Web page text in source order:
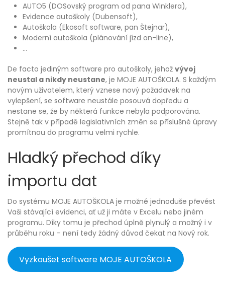
AUTO5 (DOSovský program od pana Winklera),
Evidence autoškoly (Dubensoft),
Autoškola (Ekosoft software, pan Štejnar),
Moderní autoškola (plánování jízd on-line),
…
De facto jediným software pro autoškoly, jehož vývoj
neustal a nikdy neustane, je MOJE AUTOŠKOLA. S každým
novým uživatelem, který vznese nový požadavek na
vylepšení, se software neustále posouvá dopředu a
nestane se, že by některá funkce nebyla podporována.
Stejně tak v případě legislativních změn se příslušné úpravy
promítnou do programu velmi rychle.
Hladký přechod díky
importu dat
Do systému MOJE AUTOŠKOLA je možné jednoduše převést
Vaši stávající evidenci, ať už ji máte v Excelu nebo jiném
programu. Díky tomu je přechod úplně plynulý a možný i v
průběhu roku – není tedy žádný důvod čekat na Nový rok.
Vyzkoušet software MOJE AUTOŠKOLA